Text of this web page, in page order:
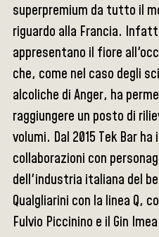
superpremium da tutto il
riguardo alla Francia.
appresentano il fiore
che, come nel caso degli
alcoliche di Anger, ha
raggiungere un posto di
volumi. Dal 2015 Tek Bar
collaborazioni con
dell'industria italiana del
Qualgliarini con la linea Q,
Fulvio Piccinino e il Gin